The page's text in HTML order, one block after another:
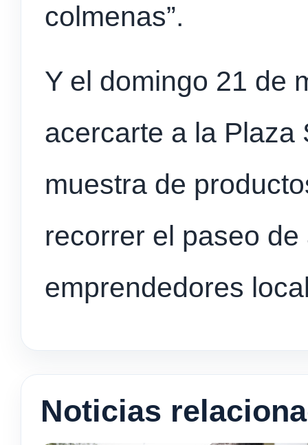
colmenas”.
Y el domingo 21 de
acercarte a la Plaza
muestra de
recorrer el paseo
emprendedores
Noticias